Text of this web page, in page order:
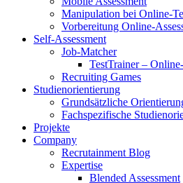
Manipulation bei Online-
Vorbereitung Online-
Self-Assessment
Job-Matcher
TestTrainer –
Recruiting Games
Studienorientierung
Grundsätzliche
Fachspezifische
Projekte
Company
Recrutainment Blog
Expertise
Blended Assessment